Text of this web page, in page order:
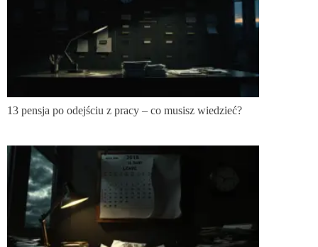
13 pensja po odejściu z pracy – co musisz wiedzieć?